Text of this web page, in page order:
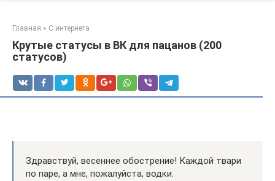
Главная » С интернета
Крутые статусы в ВК для пацанов (200
статусов)
Здравствуй, весеннее обострение! Каждой твари
по паре, а мне, пожалуйста, водки.